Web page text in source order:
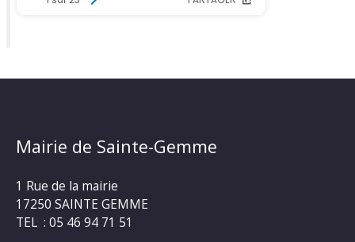
Mairie de Sainte-Gemme
1 Rue de la mairie
17250 SAINTE GEMME
TEL : 05 46 94 71 51